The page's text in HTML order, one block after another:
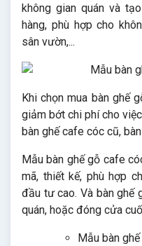
không gian quán và
hàng, phù hợp cho
sân vườn,...
Khi chọn mua bàn ghế
giảm bớt chi phí cho
bàn ghế cafe cóc cũ,
Mẫu bàn ghế gỗ cafe
mã, thiết kế, phù hợp
đầu tư cao. Và bàn ghế
quán, hoặc đóng cửa
Mẫu bàn